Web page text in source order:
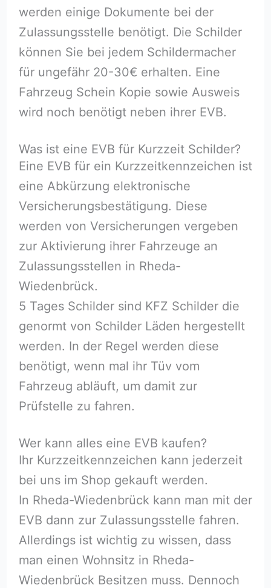
werden einige Dokumente bei der
Zulassungsstelle benötigt. Die Schilder
können Sie bei jedem Schildermacher
für ungefähr 20-30€ erhalten. Eine
Fahrzeug Schein Kopie sowie Ausweis
wird noch benötigt neben ihrer EVB.
Was ist eine EVB für Kurzzeit Schilder?
Eine EVB für ein Kurzzeitkennzeichen ist
eine Abkürzung elektronische
Versicherungsbestätigung. Diese
werden von Versicherungen vergeben
zur Aktivierung ihrer Fahrzeuge an
Zulassungsstellen in Rheda-
Wiedenbrück.
5 Tages Schilder sind KFZ Schilder die
genormt von Schilder Läden hergestellt
werden. In der Regel werden diese
benötigt, wenn mal ihr Tüv vom
Fahrzeug abläuft, um damit zur
Prüfstelle zu fahren.
Wer kann alles eine EVB kaufen?
Ihr Kurzzeitkennzeichen kann jederzeit
bei uns im Shop gekauft werden.
In Rheda-Wiedenbrück kann man mit der
EVB dann zur Zulassungsstelle fahren.
Allerdings ist wichtig zu wissen, dass
man einen Wohnsitz in Rheda-
Wiedenbrück Besitzen muss. Dennoch